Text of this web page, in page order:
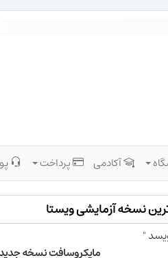
آکادمی پرداخت
نسخه آزمایشی ویستا
"
مايكروسافت نسخه جديد